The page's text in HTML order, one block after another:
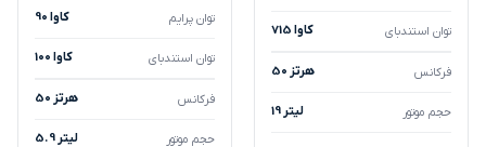
توان استندبای 715 کاوا
فرکانس 50 هرتز
حجم موتور 19 لیتر
توان پرایم 90 کاوا
توان استندبای 100 کاوا
فرکانس 50 هرتز
حجم موتور 5.9 لیتر